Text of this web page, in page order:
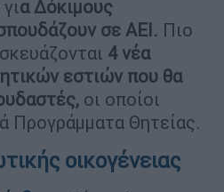
α Δόκιμους
σε ΑΕΙ. Πιο
4 νέα
εστιών που θα
οι οποίοι
Προγράμματα Θητείας.
οικογένειας